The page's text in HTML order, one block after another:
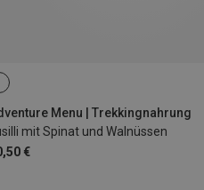
Menu | Trekkingnahrung
mit Spinat und Walnüssen
€
98G